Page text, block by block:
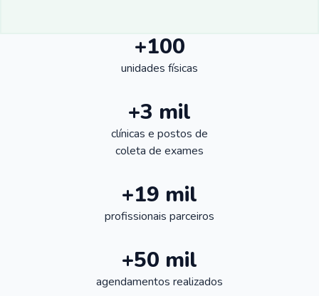
+100
unidades físicas
+3 mil
clínicas e postos de
coleta de exames
+19 mil
profissionais parceiros
+50 mil
agendamentos realizados